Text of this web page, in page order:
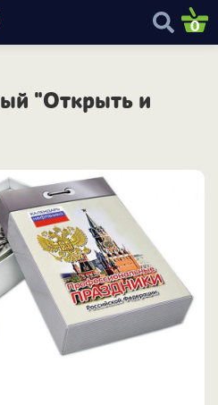
0
"Открыть и